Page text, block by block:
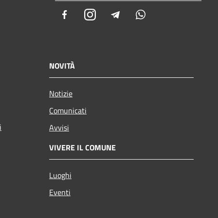
FacebookInstagramTelegram
NOVITÀ
Notizie
Comunicati
Avvisi
VIVERE IL COMUNE
Luoghi
Eventi